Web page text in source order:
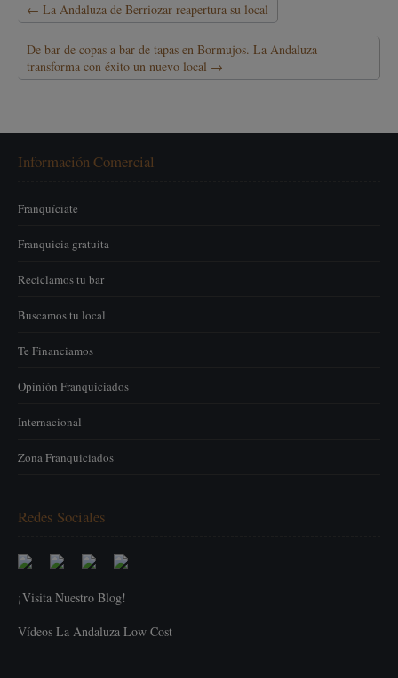
← La Andaluza de Berriozar reapertura su local
De bar de copas a bar de tapas en Bormujos. La Andaluza
transforma con éxito un nuevo local →
Información Comercial
Franquíciate
Franquicia gratuita
Reciclamos tu bar
Buscamos tu local
Te Financiamos
Opinión Franquiciados
Internacional
Zona Franquiciados
Redes Sociales
¡Visita Nuestro Blog!
Vídeos La Andaluza Low Cost